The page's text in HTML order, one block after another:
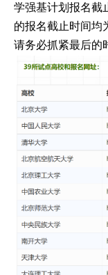
学强基计划报名截
的报名截止时间均
请务必抓紧最后的